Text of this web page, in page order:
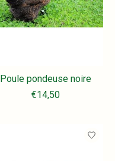
Poule pondeuse noire
€14,50